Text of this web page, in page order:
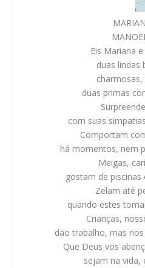
Eis Mariana
duas lindas
charmosas,
duas primas
com suas
Comportam
há momentos, nem
Meigas,
gostam de
Zelam até
quando estes
Crianças,
dão trabalho, mas
Que Deus vos
sejam na vida,